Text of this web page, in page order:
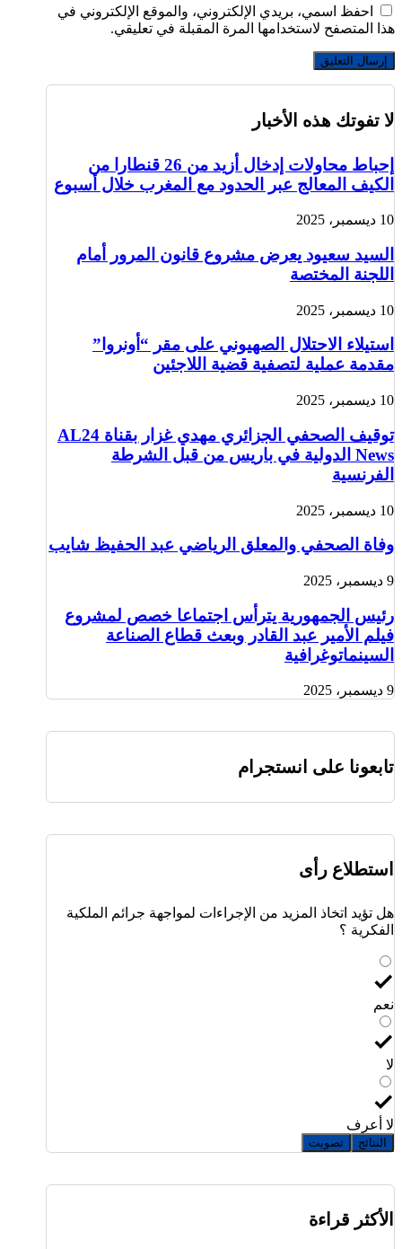
احفظ اسمي، بريدي الإلكتروني، والموقع الإلكتروني في
هذا المتصفح لاستخدامها المرة المقبلة في تعليقي.
لا تفوتك هذه الأخبار
إحباط محاولات إدخال أزيد من 26 قنطارا من
الكيف المعالج عبر الحدود مع المغرب خلال أسبوع
10 ديسمبر، 2025
السيد سعيود يعرض مشروع قانون المرور أمام
اللجنة المختصة
10 ديسمبر، 2025
استيلاء الاحتلال الصهيوني على مقر “أونروا”
مقدمة عملية لتصفية قضية اللاجئين
10 ديسمبر، 2025
توقيف الصحفي الجزائري مهدي غزار بقناة AL24
News الدولية في باريس من قبل الشرطة
الفرنسية
10 ديسمبر، 2025
وفاة الصحفي والمعلق الرياضي عبد الحفيظ شايب
9 ديسمبر، 2025
رئيس الجمهورية يترأس اجتماعا خصص لمشروع
فيلم الأمير عبد القادر وبعث قطاع الصناعة
السينماتوغرافية
9 ديسمبر، 2025
تابعونا على انستجرام
استطلاع رأى
هل تؤيد اتخاذ المزيد من الإجراءات لمواجهة جرائم الملكية
الفكرية ؟
نعم
لا
لا أعرف
النتائج تصويت
الأكثر قراءة